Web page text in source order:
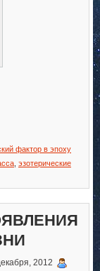
фактор в эпоху
эзотерические
2012